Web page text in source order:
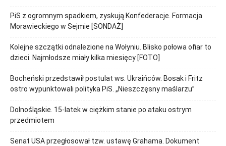
PiS z ogromnym spadkiem, zyskują Konfederacje. Formacja
Morawieckiego w Sejmie [SONDAŻ]
Kolejne szczątki odnalezione na Wołyniu. Blisko połowa ofiar to
dzieci. Najmłodsze miały kilka miesięcy [FOTO]
Bocheński przedstawił postulat ws. Ukraińców. Bosak i Fritz
ostro wypunktowali polityka PiS. „Nieszczęsny maślarzu”
Dolnośląskie. 15-latek w ciężkim stanie po ataku ostrym
przedmiotem
Senat USA przegłosował tzw. ustawę Grahama. Dokument